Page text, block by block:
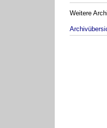
Weitere